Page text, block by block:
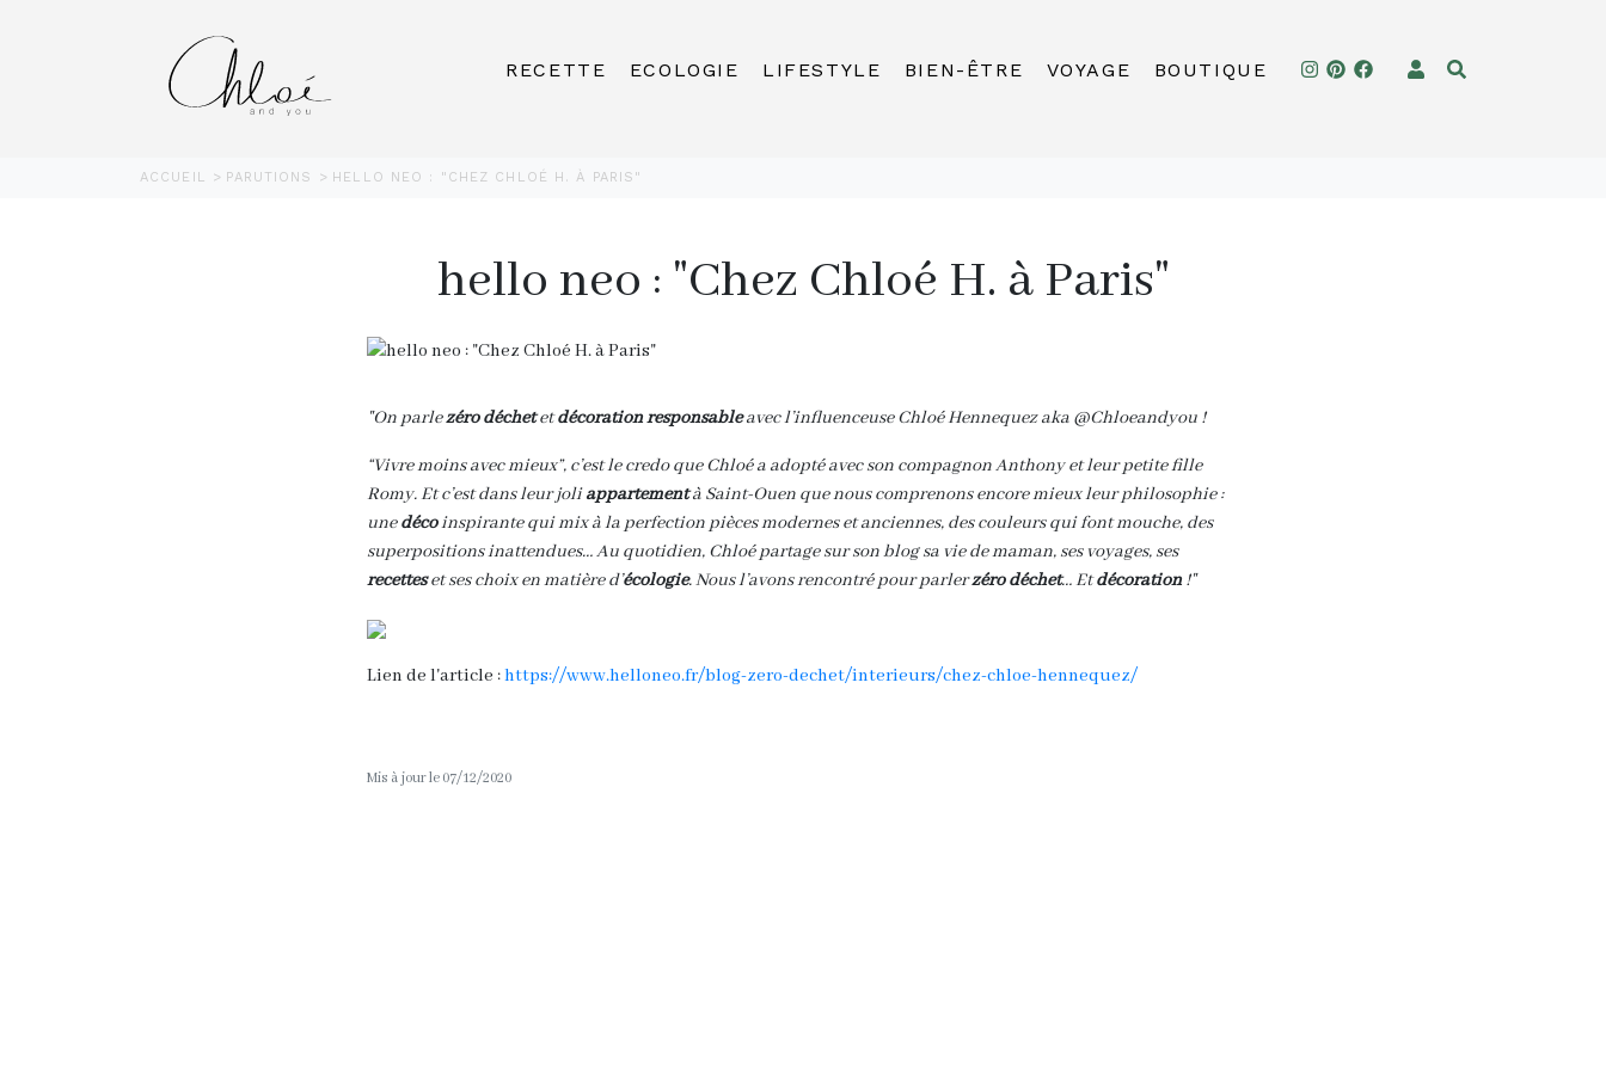
RECETTE ECOLOGIE LIFESTYLE BIEN-ÊTRE VOYAGE BOUTIQUE
ACCUEIL PARUTIONS HELLO NEO : "CHEZ CHLOÉ H. À PARIS"
hello neo : "Chez Chloé H. à Paris"
"On parlezéro déchetetdécoration responsableavec l’influenceuse Chloé Hennequez aka @Chloeandyou !
“Vivre moins avec mieux”, c’est le credo que Chloé a adopté avec son compagnon Anthony et leur petite fille
Romy. Et c’est dans leur joliappartementà Saint-Ouen que nous comprenons encore mieux leur philosophie :
unedécoinspirante qui mix à la perfection pièces modernes et anciennes, des couleurs qui font mouche, des
superpositions inattendues… Au quotidien, Chloé partage sur son blog sa vie de maman, ses voyages, ses
recetteset ses choix en matière d’écologie. Nous l’avons rencontré pour parlerzéro déchet… Etdécoration!"
Lien de l'article :https://www.helloneo.fr/blog-zero-dechet/interieurs/chez-chloe-hennequez/
Mis à jour le 07/12/2020